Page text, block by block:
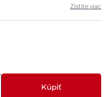
Zistite viac
Kúpiť